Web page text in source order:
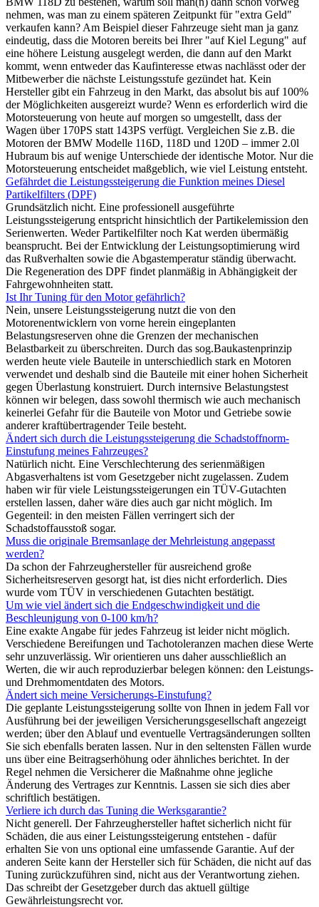
nehmen, was man zu einem späteren Zeitpunkt für "extra Geld"
verkaufen kann? Am Beispiel dieser Fahrzeuge sieht man ja ganz
eindeutig, dass die Motoren bereits bei Ihrer "auf Kiel Legung" auf
eine höhere Leistung ausgelegt werden, die dann auf den Markt
kommt, wenn entweder das Kaufinteresse etwas nachlässt oder der
Mitbewerber die nächste Leistungsstufe gezündet hat. Kein
Hersteller gibt ein Fahrzeug in den Markt, das absolut bis auf 100%
der Möglichkeiten ausgereizt wurde? Wenn es erforderlich wird die
Motorsteuerung von heute auf morgen so umgestellt, dass der
Wagen über 170PS statt 143PS verfügt. Vergleichen Sie z.B. die
Motoren der BMW Modelle 116D, 118D und 120D – immer 2.0l
Hubraum bis auf wenige Unterschiede der identische Motor. Nur die
Motorsteuerung entscheidet maßgeblich, wie viel Leistung entsteht.
Gefährdet die Leistungssteigerung die Funktion meines Diesel
Partikelfilters (DPF)
Grundsätzlich nicht. Eine professionell ausgeführte
Leistungssteigerung entspricht hinsichtlich der Partikelemission den
Serienwerten. Weder Partikelfilter noch Kat werden übermäßig
beansprucht. Bei der Entwicklung der Leistungsoptimierung wird
das Rußverhalten sowie die Abgastemperatur ständig überwacht.
Die Regeneration des DPF findet planmäßig in Abhängigkeit der
Fahrgewohnheiten statt.
Ist Ihr Tuning für den Motor gefährlich?
Nein, unsere Leistungssteigerung nutzt die von den
Motorenentwicklern von vorne herein eingeplanten
Belastungsreserven ohne die Grenzen der mechanischen
Belastbarkeit zu überschreiten. Durch das sog.Baukastenprinzip
werden heute viele Bauteile in unterschiedlich stark en Motoren
verwendet und deshalb sind die Bauteile mit einer hohen Sicherheit
gegen Überlastung konstruiert. Durch internsive Belastungstest
können wir belegen, dass sowohl thermisch wie auch mechanisch
keinerlei Gefahr für die Bauteile von Motor und Getriebe sowie
anderer kraftübertragender Teile besteht.
Ändert sich durch die Leistungssteigerung die Schadstoffnorm-
Einstufung meines Fahrzeuges?
Natürlich nicht. Eine Verschlechterung des serienmäßigen
Abgasverhaltens ist vom Gesetzgeber nicht zugelassen. Zudem
haben wir für viele Leistungssteigerungen ein TÜV-Gutachten
erstellen lassen, daher wäre dies auch gar nicht möglich. Im
Gegenteil: in den meisten Fällen verringert sich der
Schadstoffausstoß sogar.
Muss die originale Bremsanlage der Mehrleistung angepasst
werden?
Da schon der Fahrzeughersteller für ausreichend große
Sicherheitsreserven gesorgt hat, ist dies nicht erforderlich. Dies
wurde vom TÜV in verschiedenen Gutachten bestätigt.
Um wie viel ändert sich die Endgeschwindigkeit und die
Beschleunigung von 0-100 km/h?
Eine exakte Angabe für jedes Fahrzeug ist leider nicht möglich.
Verschiedene Bereifungen und Tachotoleranzen machen diese Werte
sehr unzuverlässig. Wir orientieren uns daher ausschließlich an
Werten, die wir auch reproduzierbar belegen können: den Leistungs-
und Drehmomentdaten des Motors.
Ändert sich meine Versicherungs-Einstufung?
Die geplante Leistungssteigerung sollte von Ihnen in jedem Fall vor
Ausführung bei der jeweiligen Versicherungsgesellschaft angezeigt
werden; über den Ablauf und eventuelle Vertragsänderungen sollten
Sie sich ebenfalls beraten lassen. Nur in den seltensten Fällen wurde
uns über eine Beitragserhöhung oder ähnliches berichtet. In der
Regel nehmen die Versicherer die Maßnahme ohne jegliche
Änderung des Vertrages zur Kenntnis. Lassen sie sich dies aber
schriftlich bestätigen.
Verliere ich durch das Tuning die Werksgarantie?
Nicht generell. Der Fahrzeughersteller haftet sicherlich nicht für
Schäden, die aus einer Leistungssteigerung entstehen - dafür
erhalten Sie von uns optional eine umfassende Garantie. Auf der
anderen Seite kann der Hersteller sich für Schäden, die nicht auf das
Tuning zurückzuführen sind, nicht aus der Verantwortung ziehen.
Das schreibt der Gesetzgeber durch das aktuell gültige
Gewährleistungsrecht vor.